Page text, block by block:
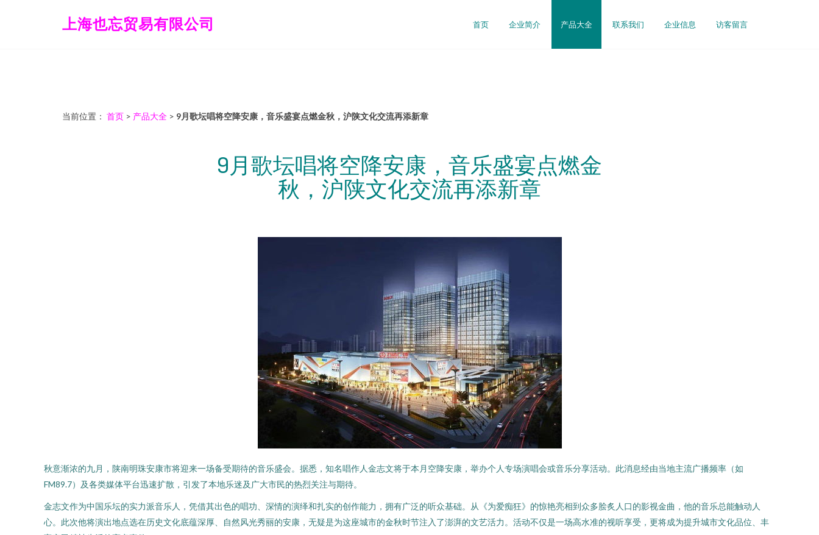
上海也忘贸易有限公司 首页 企业简介 产品大全 联系我们 企业信息 访客留言
当前位置： 首页 > 产品大全 > 9月歌坛唱将空降安康，音乐盛宴点燃金秋，沪陕文化交流再添新章
9月歌坛唱将空降安康，音乐盛宴点燃金
秋，沪陕文化交流再添新章
秋意渐浓的九月，陕南明珠安康市将迎来一场备受期待的音乐盛会。据悉，知名唱作人金志文将于本月空降安康，举办个人专场演唱会或音乐分享活动。此消息经由当地主流广播频率（如
FM89.7）及各类媒体平台迅速扩散，引发了本地乐迷及广大市民的热烈关注与期待。
金志文作为中国乐坛的实力派音乐人，凭借其出色的唱功、深情的演绎和扎实的创作能力，拥有广泛的听众基础。从《为爱痴狂》的惊艳亮相到众多脍炙人口的影视金曲，他的音乐总能触动人
心。此次他将演出地点选在历史文化底蕴深厚、自然风光秀丽的安康，无疑是为这座城市的金秋时节注入了澎湃的文艺活力。活动不仅是一场高水准的视听享受，更将成为提升城市文化品位、丰